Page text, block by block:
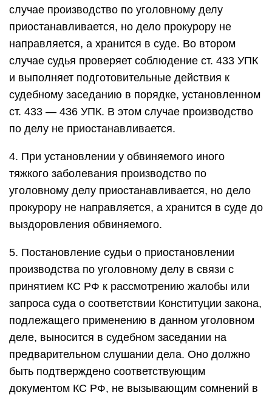
случае производство по уголовному делу
приостанавливается, но дело прокурору не
направляется, а хранится в суде. Во втором
случае судья проверяет соблюдение ст. 433 УПК
и выполняет подготовительные действия к
судебному заседанию в порядке, установленном
ст. 433 — 436 УПК. В этом случае производство
по делу не приостанавливается.
4. При установлении у обвиняемого иного
тяжкого заболевания производство по
уголовному делу приостанавливается, но дело
прокурору не направляется, а хранится в суде до
выздоровления обвиняемого.
5. Постановление судьи о приостановлении
производства по уголовному делу в связи с
принятием КС РФ к рассмотрению жалобы или
запроса суда о соответствии Конституции закона,
подлежащего применению в данном уголовном
деле, выносится в судебном заседании на
предварительном слушании дела. Оно должно
быть подтверждено соответствующим
документом КС РФ, не вызывающим сомнений в